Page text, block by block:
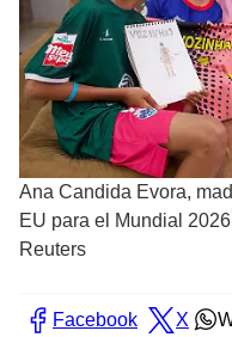
Ana Candida Evora,
EU para el Mundial
Reuters
Facebook X